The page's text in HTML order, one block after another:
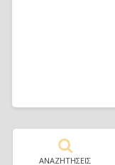
ΑΝΑΖΗΤΗΣΕΙΣ